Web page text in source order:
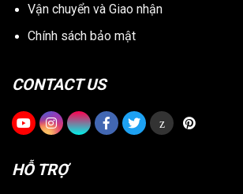
Vận chuyển và Giao nhận
Chính sách bảo mật
CONTACT US
z
HỖ TRỢ